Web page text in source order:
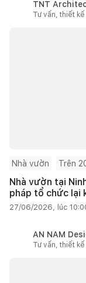
TNT
Tư vấn, thiết
Nhà vườn Trên
Nhà vườn tại
pháp tổ chức lại
27/06/2026, lúc
AN NAM
Tư vấn, thiết